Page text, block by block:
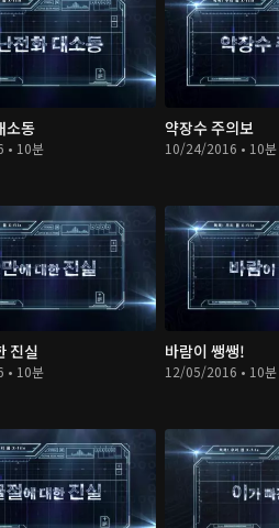
소동
• 10분
약장수 주의보
10/24/2016 • 10분
진실
• 10분
바람이 쌩쌩!
12/05/2016 • 10분